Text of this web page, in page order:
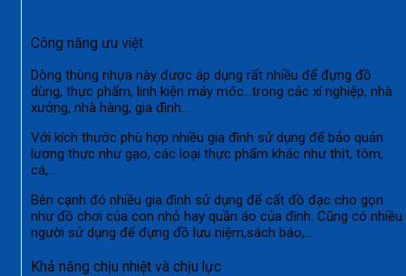
Công năng ưu việt
Dòng thùng nhựa này được áp dụng rất nhiều để đựng đồ
dùng, thực phẩm, linh kiện máy móc…trong các xí nghiệp, nhà
xưởng, nhà hàng, gia đình…
Với kích thước phù hợp nhiều gia đình sử dụng để bảo quản
lương thực như gạo, các loại thực phẩm khác như thịt, tôm,
cá,…
Bên cạnh đó nhiều gia đình sử dụng để cất đồ đạc cho gọn
như đồ chơi của con nhỏ hay quần áo của đình. Cũng có nhiều
người sử dụng để đựng đồ lưu niệm,sách báo,…
Khả năng chịu nhiệt và chịu lực